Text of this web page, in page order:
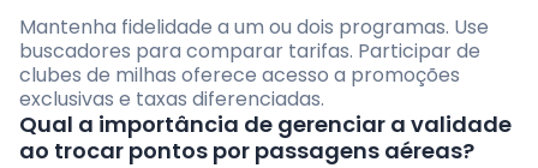
Mantenha fidelidade a um ou dois programas. Use
buscadores para comparar tarifas. Participar de
clubes de milhas oferece acesso a promoções
exclusivas e taxas diferenciadas.
Qual a importância de gerenciar a validade
ao trocar pontos por passagens aéreas?